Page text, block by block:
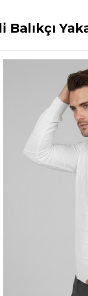
Balıkçı